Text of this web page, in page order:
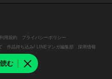
む
利用規約
プライバシーポリシー
作品持ち込み/ LINEマンガ編集部
採用情報